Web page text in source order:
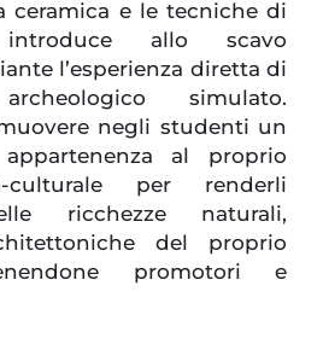
ceramica e le tecniche di
introduce allo scavo
l’esperienza diretta di
simulato.
negli studenti un
al proprio
culturale per renderli
ricchezze naturali,
del proprio
promotori e